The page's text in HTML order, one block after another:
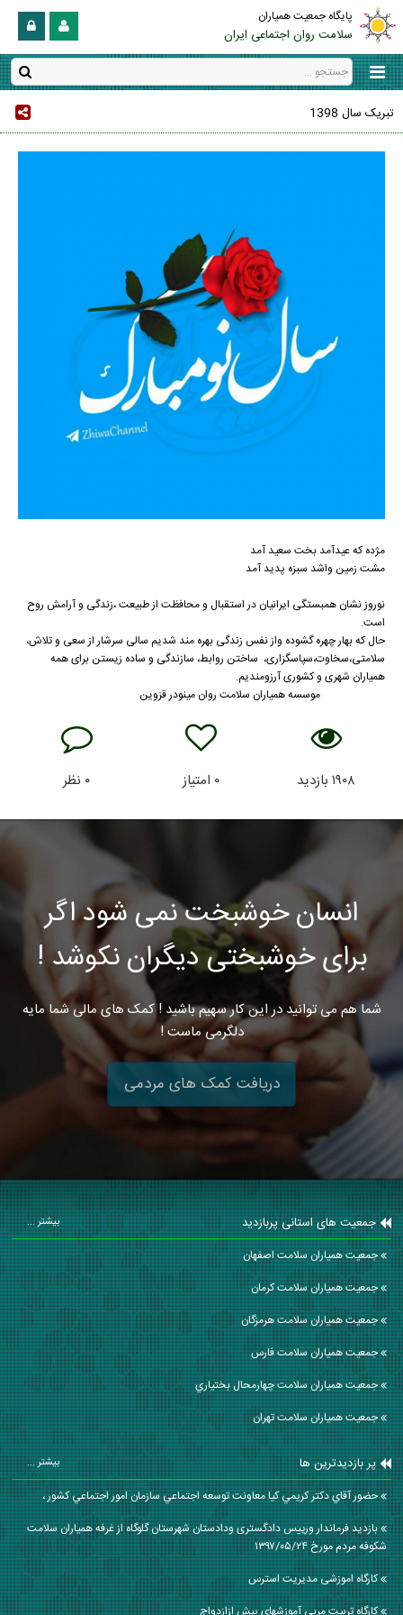
پایگاه جمعیت همیاران
سلامت روان اجتماعی ایران
تبریک سال 1398
مژده که عیدآمد بخت سعید آمد
مشت زمین واشد سبزه پدید آمد
نوروز نشان همبستگی ایرانیان در استقبال و محافظت از طبیعت ،زندگی و آرامش روح
است.
حال که بهار چهره گشوده واز نفس زندگی بهره مند شدیم سالی سرشار از سعی و تلاش،
سلامتی،سخاوت،سپاسگزاری، ساختن روابط، سازندگی و ساده زیستن برای همه
همیاران شهری و کشوری آرزومندیم.
موسسه همیاران سلامت روان مینودر قزوین
۱۹۰۸بازدید ۰ امتیاز ۰ نظر
انسان خوشبخت نمی شود اگر
برای خوشبختی دیگران نکوشد !
شما هم می توانید در این کار سهیم باشید ! کمک های مالی شما مایه
دلگرمی ماست !
دریافت کمک های مردمی
جمعیت های استانی پربازدید بیشتر ...
جمعیت همیاران سلامت اصفهان
جمعیت همیاران سلامت كرمان
جمعیت همیاران سلامت هرمزگان
جمعیت همیاران سلامت فارس
جمعیت همیاران سلامت چهارمحال بختياري
جمعیت همیاران سلامت تهران
پر بازدیدترین ها بیشتر ...
حضور آقاي دكتر كريمي كيا معاونت توسعه اجتماعي سازمان امور اجتماعي كشور ،
بازدید فرماندار ورییس دادگستری ودادستان شهرستان گلوگاه از غرفه همیاران سلامت
شکوفه مردم مورخ ۱۳۹۷/۰۵/۲۴
کارگاه اموزشی مدیریت استرس
کارگاه تربیت مربی آموزشهای پیش ازازدواج